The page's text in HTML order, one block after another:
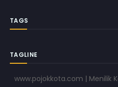
TAGS
TAGLINE
| Menilik